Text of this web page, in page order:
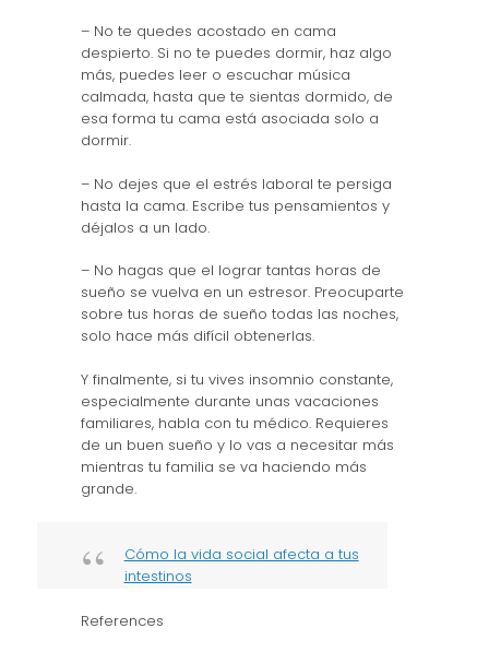
– No te quedes acostado en cama
despierto. Si no te puedes dormir, haz algo
más, puedes leer o escuchar música
calmada, hasta que te sientas dormido, de
esa forma tu cama está asociada solo a
dormir.
– No dejes que el estrés laboral te persiga
hasta la cama. Escribe tus pensamientos y
déjalos a un lado.
– No hagas que el lograr tantas horas de
sueño se vuelva en un estresor. Preocuparte
sobre tus horas de sueño todas las noches,
solo hace más difícil obtenerlas.
Y finalmente, si tu vives insomnio constante,
especialmente durante unas vacaciones
familiares, habla con tu médico. Requieres
de un buen sueño y lo vas a necesitar más
mientras tu familia se va haciendo más
grande.
Cómo la vida social afecta a tus
intestinos
References